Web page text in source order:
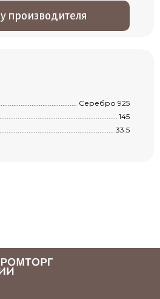
производителя
Серебро 925
145
33.5